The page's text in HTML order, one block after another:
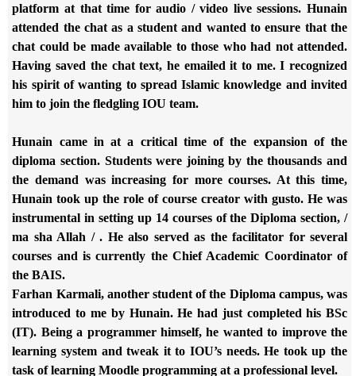
platform at that time for audio / video live sessions. Hunain
attended the chat as astudent and wanted to ensure that the
chat could be made available tothose who had not attended.
Having saved the chat text, he emailed it to me. I recognized
his spirit of wanting to spread Islamic knowledge and invited
him to join the fledgling IOU team.
Hunain came in at a critical time of the expansion of the
diploma section. Students were joining by the thousands and
the demand wasincreasing for more courses. At this time,
Hunain took up the role ofcourse creator with gusto. He was
instrumental in setting up 14 courses of the Diploma section, /
ma sha Allah / . He also served as thefacilitator for several
courses and is currently the Chief Academic Coordinator of
the BAIS.
Farhan Karmali, another student of the Diploma campus, was
introduced to me by Hunain. He had just completed his BSc
(IT). Being a programmerhimself, he wanted to improve the
learning system and tweak it to IOU’s needs. He took up the
task of learning Moodle programming at a professional level.